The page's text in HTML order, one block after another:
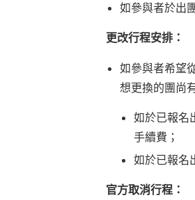
如參與者於出
更改行程安排：
如參與者希望
想更換的團尚
如於已報名
手續費；
如於已報名
官方取消行程：